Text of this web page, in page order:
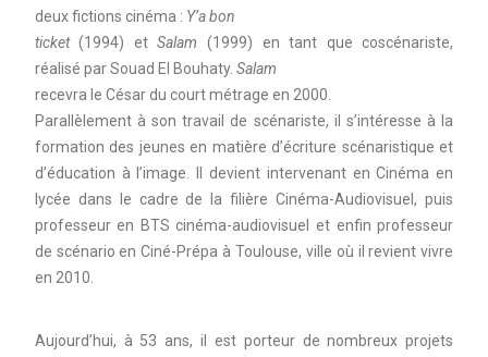
deux fictions cinéma : Y’a bon
ticket(1994) etSalam (1999) en tant que coscénariste,
réalisé par Souad El Bouhaty. Salam
recevra le César du court métrage en 2000.
Parallèlement à son travail de scénariste, il s’intéresse à la
formation des jeunes en matière d’écriture scénaristique et
d’éducation à l’image. Il devient intervenant en Cinéma en
lycée dans le cadre de la filière Cinéma-Audiovisuel, puis
professeur en BTS cinéma-audiovisuel et enfin professeur
de scénario en Ciné-Prépa à Toulouse, ville où il revient vivre
en 2010.
Aujourd’hui, à 53 ans, il est porteur de nombreux projets